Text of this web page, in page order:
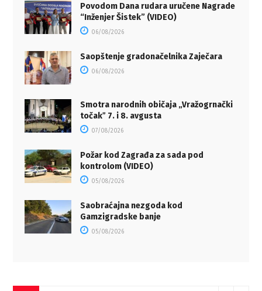
Povodom Dana rudara uručene Nagrade
“Inženjer Šistek” (VIDEO)
06/08/2026
Saopštenje gradonačelnika Zaječara
06/08/2026
Smotra narodnih običaja „Vražogrnački
točakˮ 7. i 8. avgusta
07/08/2026
Požar kod Zagrađa za sada pod
kontrolom (VIDEO)
05/08/2026
Saobraćajna nezgoda kod
Gamzigradske banje
05/08/2026